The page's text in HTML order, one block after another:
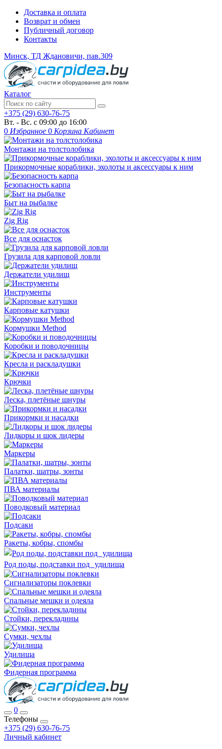
Доставка и оплата
Возврат и обмен
Публичный договор
Контакты
Минск, ТД Ждановичи, пав.309
Каталог
+375 (29) 630-76-75
Вт. - Вс. с 09:00 до 16:00
0 Избранное 0 Корзина Кабинет
Монтажи на толстолобика
Прикормочные кораблики, эхолоты и аксессуары к ним
Безопасность карпа
Быт на рыбалке
Zig Rig
Все для оснасток
Грузила для карповой ловли
Держатели удилищ
Инструменты
Карповые катушки
Кормушки Method
Коробки и поводочницы
Кресла и раскладушки
Крючки
Леска, плетёные шнуры
Прикормки и насадки
Лидкоры и шок лидеры
Маркеры
Палатки, шатры, зонты
ПВА материалы
Поводковый материал
Подсаки
Ракеты, кобры, спомбы
Род поды, подставки под удилища
Сигнализаторы поклевки
Спальные мешки и одеяла
Стойки, перекладины
Сумки, чехлы
Удилища
Фидерная программа
0
Телефоны
+375 (29) 630-76-75
Личный кабинет